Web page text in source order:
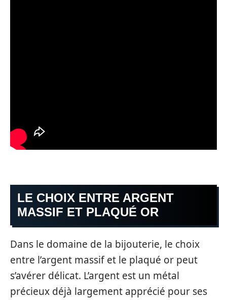
LE CHOIX ENTRE ARGENT
MASSIF ET PLAQUÉ OR
Dans le domaine de la bijouterie, le choix
entre l’argent massif et le plaqué or peut
s’avérer délicat. L’argent est un métal
précieux déjà largement apprécié pour ses